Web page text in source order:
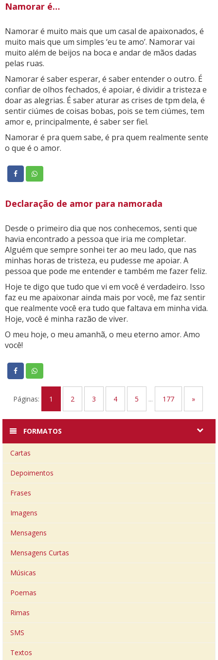
Namorar é…
Namorar é muito mais que um casal de apaixonados, é
muito mais que um simples ‘eu te amo’. Namorar vai
muito além de beijos na boca e andar de mãos dadas
pelas ruas.
Namorar é saber esperar, é saber entender o outro. É
confiar de olhos fechados, é apoiar, é dividir a tristeza e
doar as alegrias. É saber aturar as crises de tpm dela, é
sentir ciúmes de coisas bobas, pois se tem ciúmes, tem
amor e, principalmente, é saber ser fiel.
Namorar é pra quem sabe, é pra quem realmente sente
o que é o amor.
Declaração de amor para namorada
Desde o primeiro dia que nos conhecemos, senti que
havia encontrado a pessoa que iria me completar.
Alguém que sempre sonhei ter ao meu lado, que nas
minhas horas de tristeza, eu pudesse me apoiar. A
pessoa que pode me entender e também me fazer feliz.
Hoje te digo que tudo que vi em você é verdadeiro. Isso
faz eu me apaixonar ainda mais por você, me faz sentir
que realmente você era tudo que faltava em minha vida.
Hoje, você é minha razão de viver.
O meu hoje, o meu amanhã, o meu eterno amor. Amo
você!
Páginas: 1 2 3 4 5 ... 177 »
FORMATOS
Cartas
Depoimentos
Frases
Imagens
Mensagens
Mensagens Curtas
Músicas
Poemas
Rimas
SMS
Textos